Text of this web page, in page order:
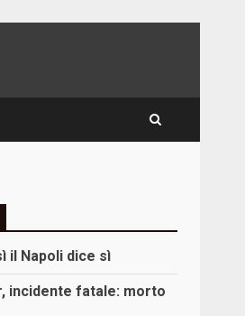
il Napoli dice sì
incidente fatale: morto